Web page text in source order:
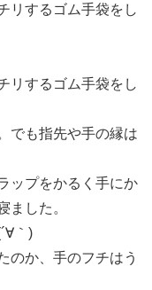
リするゴム手袋をし
リするゴム手袋をし
でも指先や手の縁は
ップをかるく手にか
ました。
｀)
のか、手のフチはう